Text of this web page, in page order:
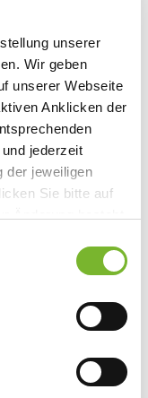
unserer
Wir geben
unserer Webseite
Anklicken der
jederzeit
der jeweiligen
Sie bitte auf
in Düsseldorf: Die
am 19. März
Gesundheitspolitik